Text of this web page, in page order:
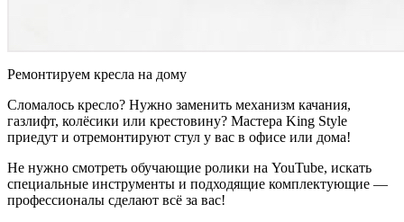
Ремонтируем кресла на дому
Сломалось кресло? Нужно заменить механизм качания,
газлифт, колёсики или крестовину? Мастера King Style
приедут и отремонтируют стул у вас в офисе или дома!
Не нужно смотреть обучающие ролики на YouTube, искать
специальные инструменты и подходящие комплектующие —
профессионалы сделают всё за вас!